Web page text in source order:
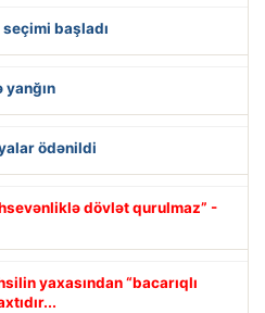
başladı
yanğın
ödənildi
dövlət qurulmaz” -
yaxasından “bacarıqlı